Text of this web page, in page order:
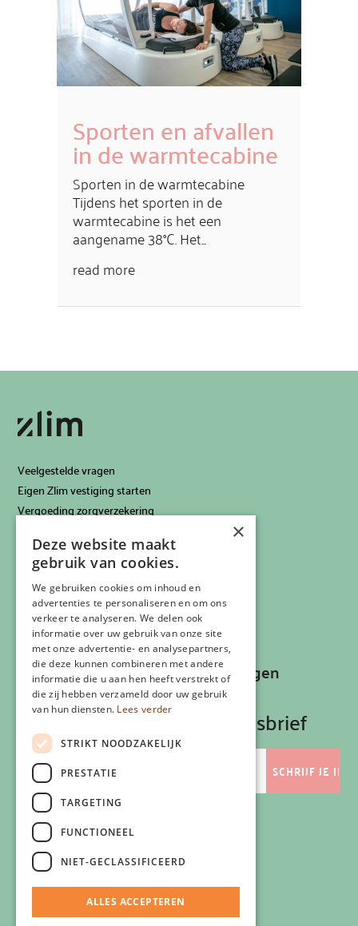
Sporten en afvallen
in de warmtecabine
Sporten in de warmtecabine
Tijdens het sporten in de
warmtecabine is het een
aangename 38°C. Het...
read more
Veelgestelde vragen
Eigen Zlim vestiging starten
Vergoeding zorgverzekering
Privacyverklaring
Cookiebeleid
Klachtenregeling
Algemene voorwaarden
Contactgegevens
Recepten, inspiratie en aanbiedingen
ontvangen?
Schrijf je in op onze nieuwsbrief
mailadres
Volg ons
×
Deze website maakt
gebruik van cookies.
We gebruiken cookies om inhoud en
advertenties te personaliseren en om ons
verkeer te analyseren. We delen ook
informatie over uw gebruik van onze site
met onze advertentie- en analysepartners,
die deze kunnen combineren met andere
informatie die u aan hen heeft verstrekt of
die zij hebben verzameld door uw gebruik
van hun diensten. Lees verder
STRIKT NOODZAKELIJK
PRESTATIE
TARGETING
FUNCTIONEEL
NIET-GECLASSIFICEERD
ALLES ACCEPTEREN